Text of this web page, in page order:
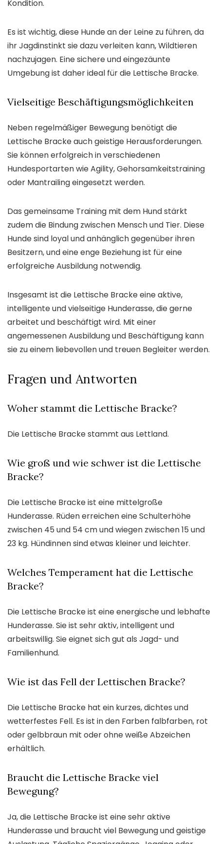
Kondition.
Es ist wichtig, diese Hunde an der Leine zu führen, da
ihr Jagdinstinkt sie dazu verleiten kann, Wildtieren
nachzujagen. Eine sichere und eingezäunte
Umgebung ist daher ideal für die Lettische Bracke.
Vielseitige Beschäftigungsmöglichkeiten
Neben regelmäßiger Bewegung benötigt die
Lettische Bracke auch geistige Herausforderungen.
Sie können erfolgreich in verschiedenen
Hundesportarten wie Agility, Gehorsamkeitstraining
oder Mantrailing eingesetzt werden.
Das gemeinsame Training mit dem Hund stärkt
zudem die Bindung zwischen Mensch und Tier. Diese
Hunde sind loyal und anhänglich gegenüber ihren
Besitzern, und eine enge Beziehung ist für eine
erfolgreiche Ausbildung notwendig.
Insgesamt ist die Lettische Bracke eine aktive,
intelligente und vielseitige Hunderasse, die gerne
arbeitet und beschäftigt wird. Mit einer
angemessenen Ausbildung und Beschäftigung kann
sie zu einem liebevollen und treuen Begleiter werden.
Fragen und Antworten
Woher stammt die Lettische Bracke?
Die Lettische Bracke stammt aus Lettland.
Wie groß und wie schwer ist die Lettische
Bracke?
Die Lettische Bracke ist eine mittelgroße
Hunderasse. Rüden erreichen eine Schulterhöhe
zwischen 45 und 54 cm und wiegen zwischen 15 und
23 kg. Hündinnen sind etwas kleiner und leichter.
Welches Temperament hat die Lettische
Bracke?
Die Lettische Bracke ist eine energische und lebhafte
Hunderasse. Sie ist sehr aktiv, intelligent und
arbeitswillig. Sie eignet sich gut als Jagd- und
Familienhund.
Wie ist das Fell der Lettischen Bracke?
Die Lettische Bracke hat ein kurzes, dichtes und
wetterfestes Fell. Es ist in den Farben falbfarben, rot
oder gelbbraun mit oder ohne weiße Abzeichen
erhältlich.
Braucht die Lettische Bracke viel
Bewegung?
Ja, die Lettische Bracke ist eine sehr aktive
Hunderasse und braucht viel Bewegung und geistige